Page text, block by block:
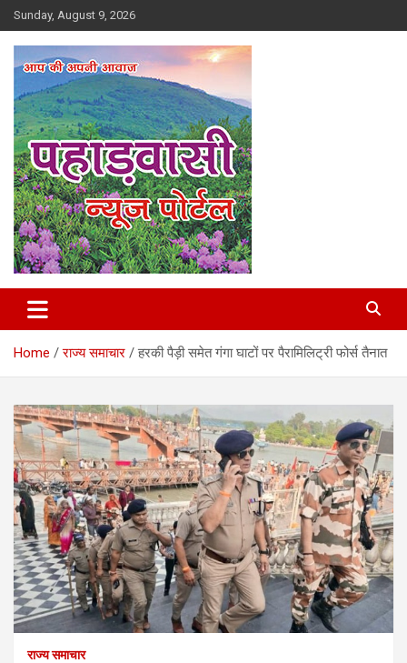
Skip
to
content
Sunday, August 9, 2026
Pahadvasi
Home राज्य समाचार हरकी पैड़ी समेत गंगा घाटों पर पैरामिलिट्री फोर्स तैनात
राज्य समाचार